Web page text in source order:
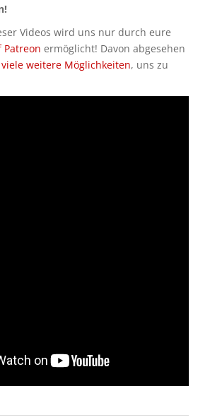
Videos wird uns nur durch eure
Patreon ermöglicht! Davon abgesehen
weitere Möglichkeiten, uns zu